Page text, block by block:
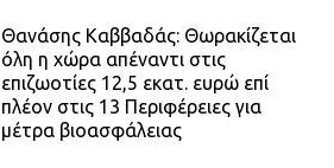
Θανάσης Καββαδάς: Θωρακίζεται
όλη η χώρα απέναντι στις
επιζωοτίες 12,5 εκατ. ευρώ επί
πλέον στις 13 Περιφέρειες για
μέτρα βιοασφάλειας